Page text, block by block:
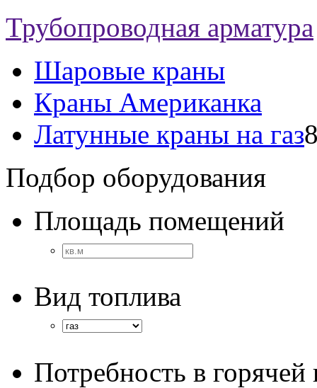
Трубопроводная арматура
Шаровые краны
Краны Американка
Латунные краны на газ
Подбор оборудования
Площадь помещений
Вид топлива
Потребность в горячей